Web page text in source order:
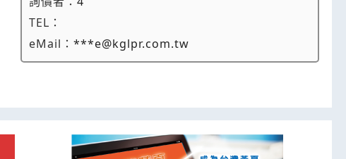
TEL：
eMail：***e@kglpr.com.tw